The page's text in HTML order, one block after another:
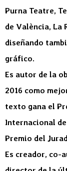
Purna Teatre,
de València, La
diseñando
gráfico.
Es autor de la
2016 como
texto gana el
Internacional
Premio del
Es creador, co-